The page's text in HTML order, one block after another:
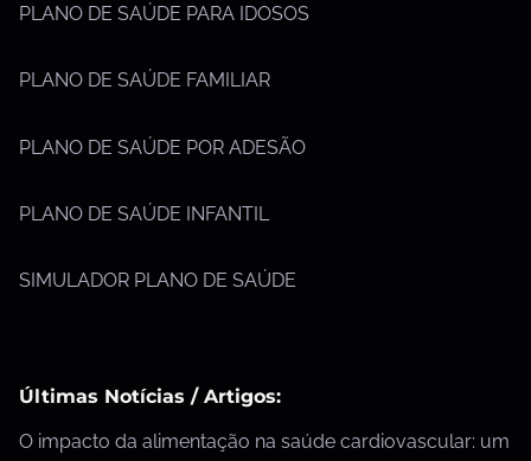
PLANO DE SAÚDE PARA IDOSOS
PLANO DE SAÚDE FAMILIAR
PLANO DE SAÚDE POR ADESÃO
PLANO DE SAÚDE INFANTIL
SIMULADOR PLANO DE SAÚDE
Últimas Notícias / Artigos:
O impacto da alimentação na saúde cardiovascular: um